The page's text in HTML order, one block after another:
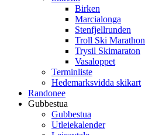
Birken
Marcialonga
Stenfjellrunden
Troll Ski Marathon
Trysil Skimaraton
Vasaloppet
Terminliste
Hedemarksvidda skikart
Randonee
Gubbestua
Gubbestua
Utleiekalender